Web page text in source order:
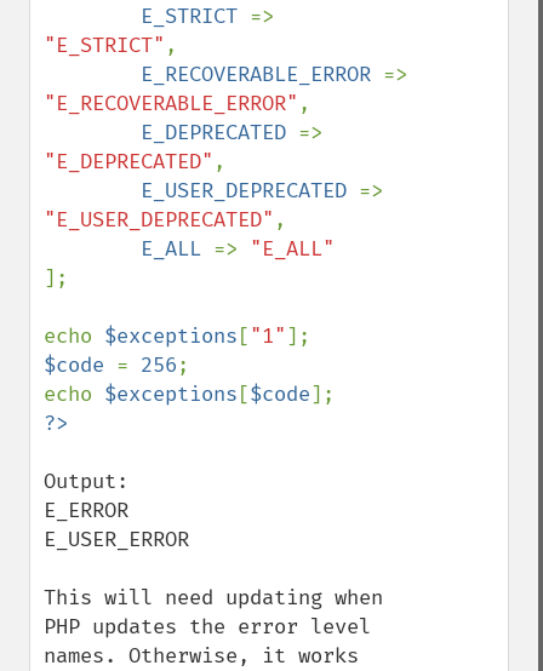
E_STRICT
"E_STRICT" ,
E_RECOVERABLE_ERROR
"E_RECOVERABLE_ERROR" ,
E_DEPRECATED
"E_DEPRECATED" ,
E_USER_DEPRECATED
"E_USER_DEPRECATED" ,
E_ALL =>
];
echo $exceptions ["1"
$code = 256;
echo $exceptions [$code
Output:
E_ERROR
E_USER_ERROR
This will need updating when
PHP updates the error level
names. Otherwise, it works